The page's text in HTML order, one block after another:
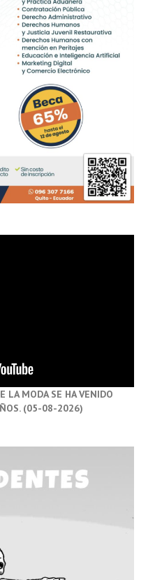
LA MODA SE HA VENIDO
(05-08-2026)